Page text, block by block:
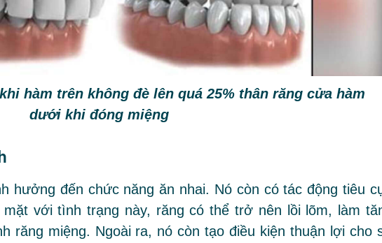
hàm trên không đè lên quá 25% thân răng cửa hàm
dưới khi đóng miệng
hưởng đến chức năng ăn nhai. Nó còn có tác động tiêu
với tình trạng này, răng có thể trở nên lồi lõm, làm
răng miệng. Ngoài ra, nó còn tạo điều kiện thuận lợi cho